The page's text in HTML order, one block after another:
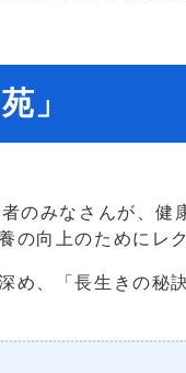
」
のみなさんが、健
の向上のためにレ
め、「長生きの秘